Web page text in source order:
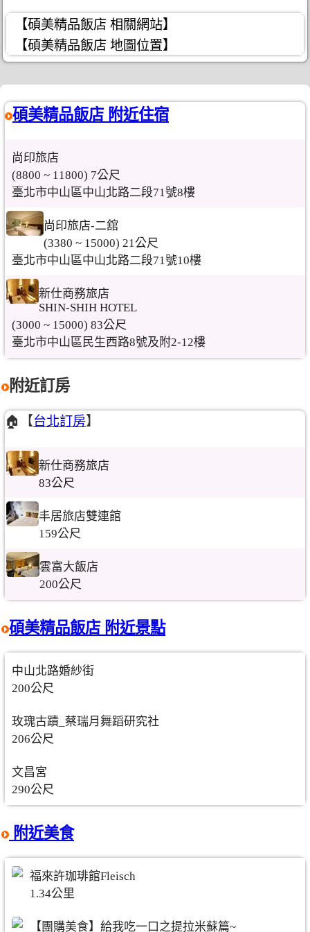
【碩美精品飯店 相關網站】
【碩美精品飯店 地圖位置】
碩美精品飯店 附近住宿
尚印旅店
(8800 ~ 11800) 7公尺
臺北市中山區中山北路二段71號8樓
尚印旅店-二舘
(3380 ~ 15000) 21公尺
臺北市中山區中山北路二段71號10樓
新仕商務旅店
SHIN-SHIH HOTEL
(3000 ~ 15000) 83公尺
臺北市中山區民生西路8號及附2-12樓
附近訂房
🏠【台北訂房】
新仕商務旅店
83公尺
丰居旅店雙連館
159公尺
雲富大飯店
200公尺
碩美精品飯店 附近景點
中山北路婚紗街
200公尺
玫瑰古蹟_蔡瑞月舞蹈研究社
206公尺
文昌宮
290公尺
附近美食
福來許珈琲館Fleisch
1.34公里
【團購美食】給我吃一口之提拉米蘇篇~